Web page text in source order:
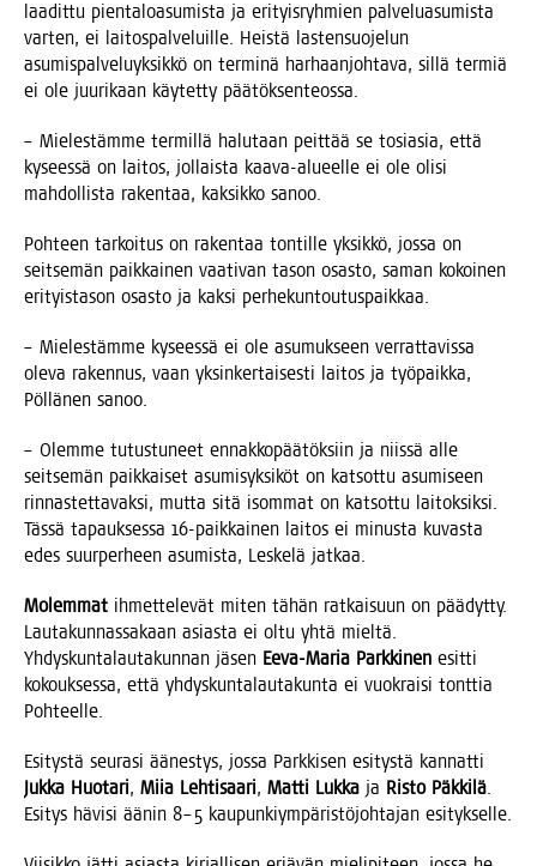
laa­dit­tu pien­ta­loa­su­mis­ta ja eri­tyis­ryh­mien pal­ve­lua­su­mis­ta
var­ten, ei lai­tos­pal­ve­luil­le. Heis­tä las­ten­suo­je­lun
asu­mis­pal­ve­lu­yk­sik­kö on ter­mi­nä har­haan­joh­ta­va, sil­lä ter­miä
ei ole juu­ri­kaan käy­tet­ty päätöksenteossa.
– Mie­les­täm­me ter­mil­lä halu­taan peit­tää se tosia­sia, että
kysees­sä on lai­tos, jol­lais­ta kaa­va-alu­eel­le ei ole oli­si
mah­dol­lis­ta raken­taa, kak­sik­ko sanoo.
Poh­teen tar­koi­tus on raken­taa ton­til­le yksik­kö, jos­sa on
seit­se­män paik­kai­nen vaa­ti­van tason osas­to, saman kokoi­nen
eri­tyis­ta­son osas­to ja kak­si perhekuntoutuspaikkaa.
– Mie­les­täm­me kysees­sä ei ole asu­muk­seen ver­rat­ta­vis­sa
ole­va raken­nus, vaan yksin­ker­tai­ses­ti lai­tos ja työ­paik­ka,
Pöl­lä­nen sanoo.
– Olem­me tutus­tu­neet ennak­ko­pää­tök­siin ja niis­sä alle
seit­se­män paik­kai­set asu­mi­syk­si­köt on kat­sot­tu asu­mi­seen
rin­nas­tet­ta­vak­si, mut­ta sitä isom­mat on kat­sot­tu lai­tok­sik­si.
Täs­sä tapauk­ses­sa 16-paik­kai­nen lai­tos ei minus­ta kuvas­ta
edes suur­per­heen asu­mis­ta, Les­ke­lä jatkaa.
Molem­mat ihmet­te­le­vät miten tähän rat­kai­suun on pää­dyt­ty.
Lau­ta­kun­nas­sa­kaan asias­ta ei oltu yhtä miel­tä.
Yhdys­kun­ta­lau­ta­kun­nan jäsen Eeva-Maria Park­ki­nen esit­ti
kokouk­ses­sa, että yhdys­kun­ta­lau­ta­kun­ta ei vuo­krai­si tont­tia
Pohteelle.
Esi­tys­tä seu­ra­si äänes­tys, jos­sa Park­ki­sen esi­tys­tä kan­nat­ti
Juk­ka Huo­ta­ri, Miia Leh­ti­saa­ri, Mat­ti Luk­ka ja Ris­to Päk­ki­lä.
Esi­tys hävi­si äänin 8–5 kau­pun­kiym­pä­ris­tö­joh­ta­jan esitykselle.